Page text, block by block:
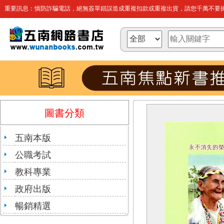
重要訊息：慎防詐騙電話，絕無簽單錯誤造成重複扣款或重複出貨，請您千萬不要
圖書分類
五南本版
公職考試
教科專業
政府出版
暢銷精選